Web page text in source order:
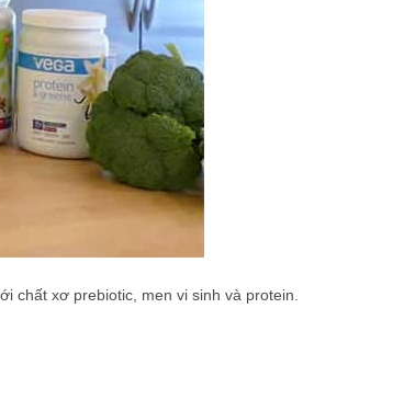
chất xơ prebiotic, men vi sinh và protein.